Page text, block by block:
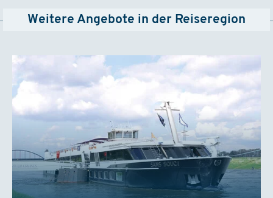
Weitere Angebote in der Reiseregion